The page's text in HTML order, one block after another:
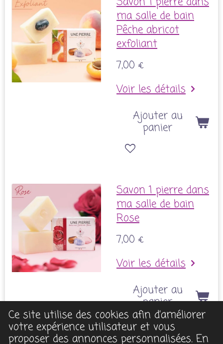
Ce site utilise des cookies afin d’améliorer
votre expérience utilisateur et vous
proposer des annonces personnalisées. En
ma salle de bain
Pêche abricot
exfoliant
7,00 €
Voir les détails
Ajouter au
panier
Savon 1 pierre dans
ma salle de bain
Rose
7,00 €
Voir les détails
Ajouter au
panier